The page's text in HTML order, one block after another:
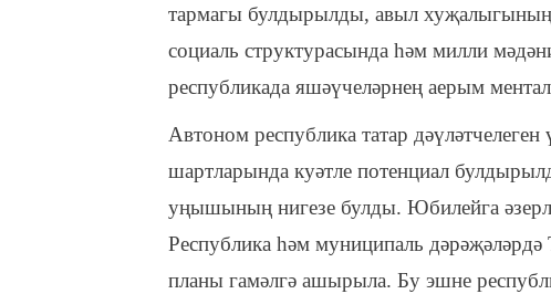
тармагы булдырылды, авыл
социаль структурасында һәм милли
республикада яшәүчеләрнең аерым
Автоном республика татар
шартларында куәтле потенциал
уңышының нигезе булды. Юбилейга
Республика һәм муниципаль
планы гамәлгә ашырыла. Бу эшне